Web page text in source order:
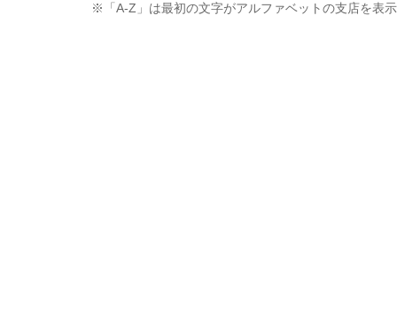
※「A-Z」は最初の文字がアルファベットの支店を表示